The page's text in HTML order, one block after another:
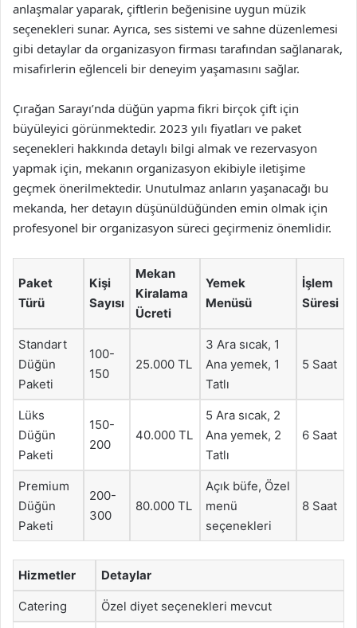
anlaşmalar yaparak, çiftlerin beğenisine uygun müzik
seçenekleri sunar. Ayrıca, ses sistemi ve sahne düzenlemesi
gibi detaylar da organizasyon firması tarafından sağlanarak,
misafirlerin eğlenceli bir deneyim yaşamasını sağlar.
Çırağan Sarayı’nda düğün yapma fikri birçok çift için
büyüleyici görünmektedir. 2023 yılı fiyatları ve paket
seçenekleri hakkında detaylı bilgi almak ve rezervasyon
yapmak için, mekanın organizasyon ekibiyle iletişime
geçmek önerilmektedir. Unutulmaz anların yaşanacağı bu
mekanda, her detayın düşünüldüğünden emin olmak için
profesyonel bir organizasyon süreci geçirmeniz önemlidir.
Paket
Türü
Kişi
Sayısı
Mekan
Kiralama
Ücreti
Yemek
Menüsü
İşlem
Süresi
Standart
Düğün
Paketi
100-
150
25.000 TL
3 Ara sıcak, 1
Ana yemek, 1
Tatlı
5 Saat
Lüks
Düğün
Paketi
150-
200
40.000 TL
5 Ara sıcak, 2
Ana yemek, 2
Tatlı
6 Saat
Premium
Düğün
Paketi
200-
300
80.000 TL
Açık büfe, Özel
menü
seçenekleri
8 Saat
Hizmetler Detaylar
Catering Özel diyet seçenekleri mevcut